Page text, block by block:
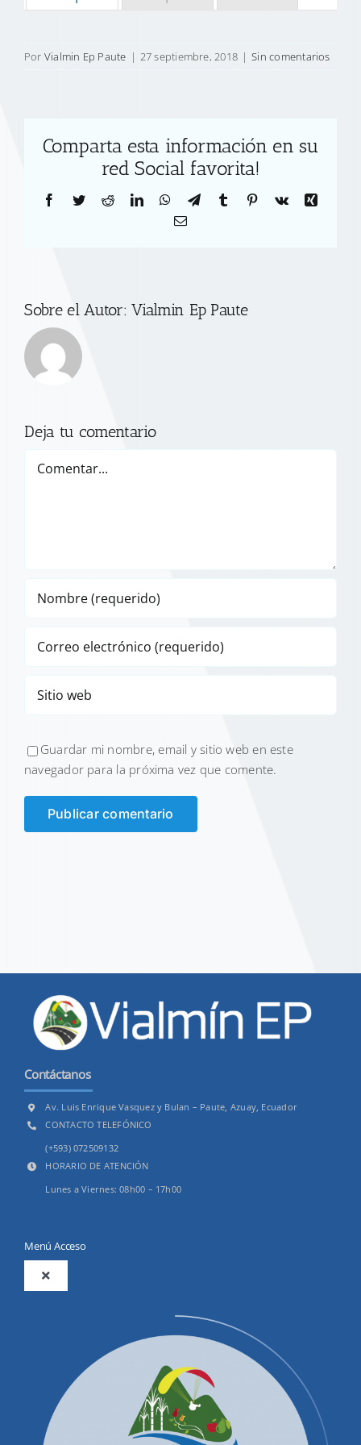
Por Vialmin Ep Paute | 27 septiembre, 2018 | Sin comentarios
Comparta esta información en su
red Social favorita!
Facebook
TwitterRedditLinkedInWhatsApp
TelegramTumblr Pinterest
Vk
Xing
Correo
Sobre el Autor:Vialmin Ep Paute
Deja tu comentario
Guardar mi nombre, email y sitio web en este
navegador para la próxima vez que comente.
Contáctanos
Av. Luis Enrique Vasquez y Bulan – Paute, Azuay, Ecuador
CONTACTO TELEFÓNICO
(+593) 072509132
HORARIO DE ATENCIÓN
Lunes a Viernes: 08h00 – 17h00
Menú Acceso
Toggle
Productos y Servicios
Convocatorias Precalificación